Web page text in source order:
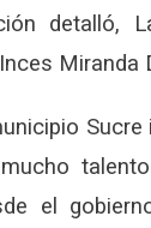
detalló,
Miranda
el